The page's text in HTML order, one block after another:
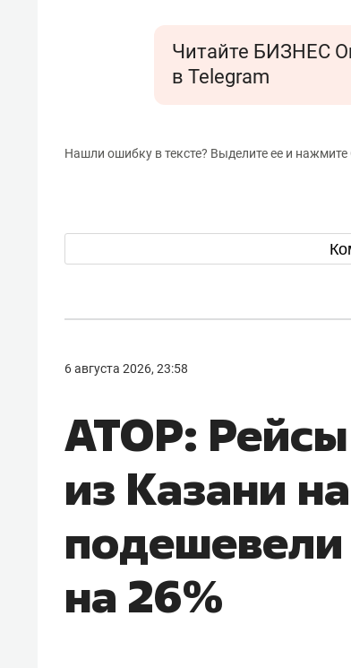
Читайте БИЗНЕС
в Telegram
Нашли ошибку в тексте? Выделите ее и нажмите
6 августа 2026, 23:58
АТОР:
из Казани
на 26%